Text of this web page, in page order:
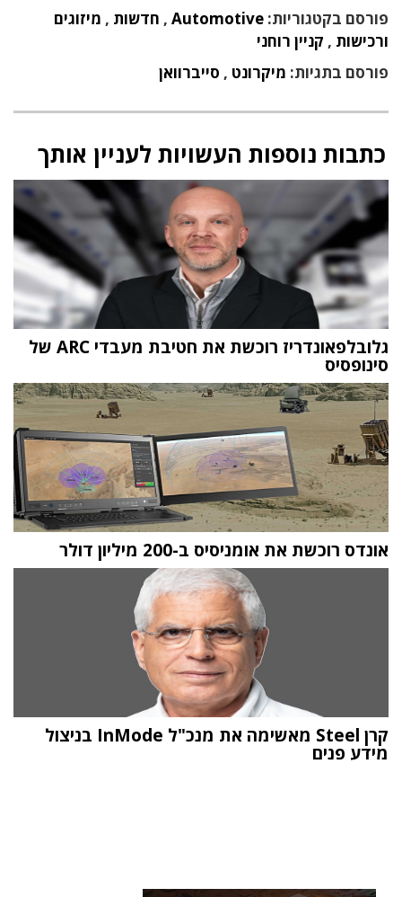
פורסם בקטגוריות: Automotive
, חדשות , מיזוגים
ורכישות , קניין רוחני
פורסם בתגיות: מיקרונט , סייברוואן
כתבות נוספות העשויות לעניין אותך
גלובלפאונדריז רוכשת את חטיבת מעבדי ARC של
סינופסיס
אונדס רוכשת את אומניסיס ב-200 מיליון דולר
קרן Steel מאשימה את מנכ"ל InMode בניצול
מידע פנים